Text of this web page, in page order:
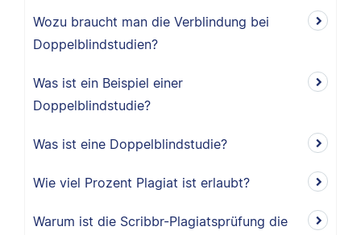
Wozu braucht man die Verblindung bei
Doppelblindstudien?
Was ist ein Beispiel einer
Doppelblindstudie?
Was ist eine Doppelblindstudie?
Wie viel Prozent Plagiat ist erlaubt?
Warum ist die Scribbr-Plagiatsprüfung die